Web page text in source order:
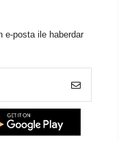
e-posta ile haberdar